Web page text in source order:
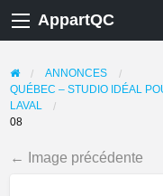
AppartQC
ANNONCES
QUÉBEC – STUDIO IDÉAL
LAVAL
08
← Image précédente